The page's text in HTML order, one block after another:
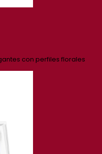
con perfiles florales